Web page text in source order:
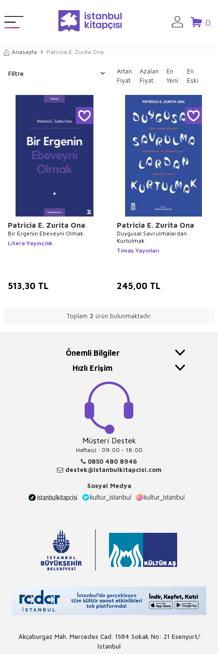
0
Anasayfa Patricia E. Zurita Ona
Filtre
Artan
Fiyat
Azalan
Fiyat
En
Yeni
En
Eski
Patricia E. Zurita Ona
Bir Ergenin Ebeveyni Olmak
Litera Yayıncılık
513,30 TL
Patricia E. Zurita Ona
Duygusal Savrulmalardan
Kurtulmak
Timaş Yayınları
245,00 TL
Toplam 2 ürün bulunmaktadır.
Önemli Bilgiler
Hızlı Erişim
Müşteri Destek
Haftaiçi : 09:00 - 18:00
0850 480 8946
destek@istanbulkitapcisi.com
Sosyal Medya
Akçaburgaz Mah. Mercedes Cad. 1584 Sokak No: 21 Esenyurt/
İstanbul